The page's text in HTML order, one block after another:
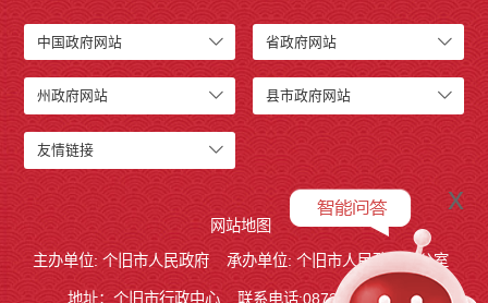
中国政府网站 省政府网站
州政府网站 县市政府网站
友情链接
网站地图
主办单位: 个旧市人民政府
承办单位: 个旧市人民政府办公室
地址：个旧市行政中心 联系电话:0873－2123215
x